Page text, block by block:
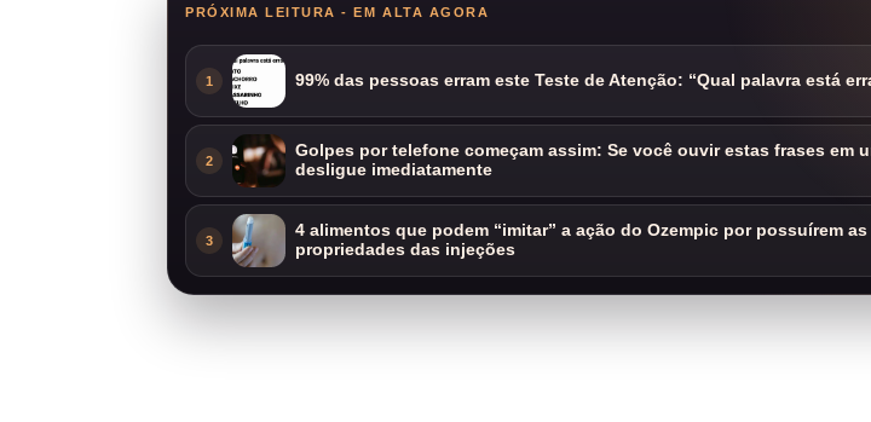
PRÓXIMA LEITURA - EM ALTA AGORA
1 99% das pessoas erram este Teste de Atenção: “Qual palavra está
2
Golpes por telefone começam assim: Se você ouvir estas frases em
desligue imediatamente
3
4 alimentos que podem “imitar” a ação do Ozempic por possuírem as
propriedades das injeções